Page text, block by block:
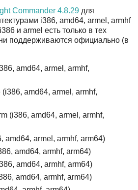
Commander 4.8.29 для
i386, amd64, armel, armhf
и armel есть только в тех
поддерживаются официально (в
amd64, armel, armhf,
amd64, armel, armhf,
(i386, amd64, armel, armhf,
amd64, armel, armhf, arm64)
amd64, armhf, arm64)
amd64, armhf, arm64)
amd64, armhf, arm64)